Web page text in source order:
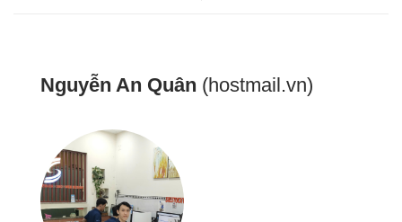
Nguyễn An Quân (hostmail.vn)